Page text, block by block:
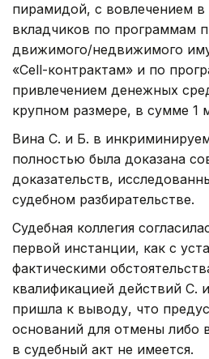
пирамидой, с вовлечением в
вкладчиков по программам
движимого/недвижимого
«Cell-контрактам» и по
привлечением денежных
крупном размере, в сумме 1
Вина С. и Б. в
полностью была доказана
доказательств,
судебном разбирательстве.
Судебная коллегия
первой инстанции, как с
фактическими
квалификацией действий С.
пришла к выводу, что
оснований для отмены либо
в судебный акт не имеется.